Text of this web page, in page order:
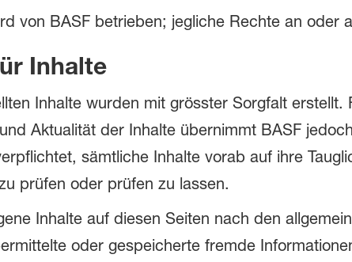
von BASF betrieben; jegliche Rechte an oder
Inhalte
Inhalte wurden mit grösster Sorgfalt erstellt.
Aktualität der Inhalte übernimmt BASF
sämtliche Inhalte vorab auf ihre
prüfen oder prüfen zu lassen.
Inhalte auf diesen Seiten nach den
oder gespeicherte fremde